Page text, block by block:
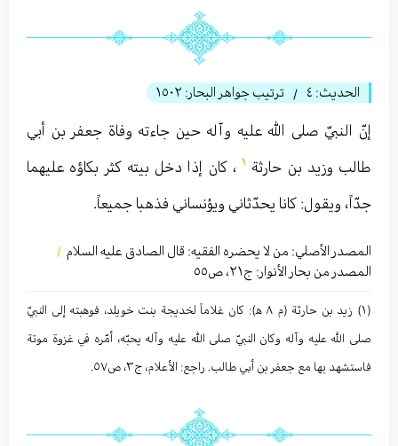
الحديث: ٤ / ترتيب جواهر البحار: ١٥٠٢
إنّ النبيّ صلى الله عليه وآله حين جاءته وفاة جعفر بن أبي
طالب وزيد بن حارثة
، كان إذا دخل بيته كثر بكاؤه عليهما
جدّاً، ويقول: كانا يحدّثاني ويؤنساني فذهبا جميعاً.
المصدر الأصلي: من لا یحضره الفقیه: قال الصادق عليه السلام /
المصدر من بحار الأنوار: ج٢١، ص٥٥
(١) زید بن حارثة (م ٨ ه‍): كان غلاماً لخدیجة بنت خویلد، فوهبته إلی النبيّ
صلى الله عليه وآله وكان النبيّ صلى الله عليه وآله یحبّه، أمّره في غزوة موتة
فاستشهد بها مع جعفر بن أبي طالب. راجع: الأعلام، ج٣، ص٥٧.